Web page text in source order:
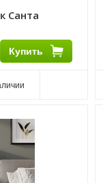
Санта
Купить